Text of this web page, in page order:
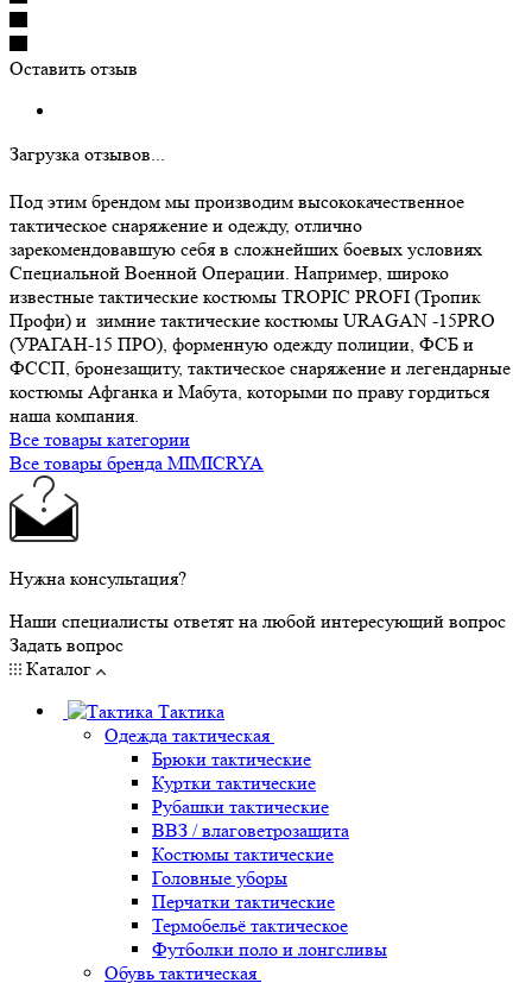
Оставить отзыв
Загрузка отзывов...
Под этим брендом мы производим высококачественное
тактическое снаряжение и одежду, отлично
зарекомендовавшую себя в сложнейших боевых условиях
Специальной Военной Операции. Например, широко
известные тактические костюмы TROPIC PROFI (Тропик
Профи) и зимние тактические костюмы URAGAN -15PRO
(УРАГАН-15 ПРО), форменную одежду полиции, ФСБ и
ФССП, бронезащиту, тактическое снаряжение и легендарные
костюмы Афганка и Мабута, которыми по праву гордиться
наша компания.
Все товары категории
Все товары бренда MIMICRYA
Нужна консультация?
Наши специалисты ответят на любой интересующий вопрос
Задать вопрос
Каталог
Тактика
Одежда тактическая
Брюки тактические
Куртки тактические
Рубашки тактические
ВВЗ / влаговетрозащита
Костюмы тактические
Головные уборы
Перчатки тактические
Термобельё тактическое
Футболки поло и лонгсливы
Обувь тактическая